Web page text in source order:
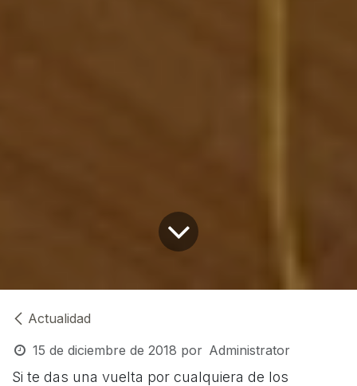
Actualidad
15 de diciembre de 2018 por Administrator
Si te das una vuelta por cualquiera de los